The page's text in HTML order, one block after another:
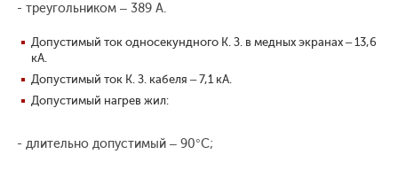
- треугольником – 389 А.
Допустимый ток односекундного К. З. в медных экранах – 13,6
кА.
Допустимый ток К. З. кабеля – 7,1 кА.
Допустимый нагрев жил:
- длительно допустимый – 90°С;